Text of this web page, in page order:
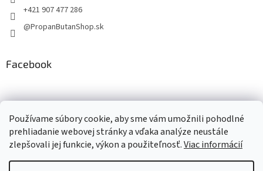
Používame súbory cookie, aby sme vám umožnili pohodlné
prehliadanie webovej stránky a vďaka analýze neustále
zlepšovali jej funkcie, výkon a použiteľnosť.Viac informácií
+421 907 477 286
@PropanButanShop.sk
Facebook
Panvice na Paellu.sk